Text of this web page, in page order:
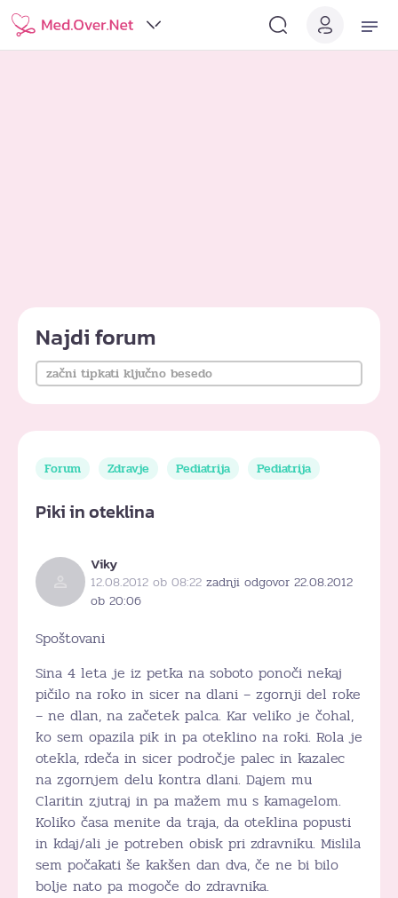
Najdi forum
Forum Zdravje Pediatrija Pediatrija
Piki in oteklina
Viky
12.08.2012 ob 08:22 zadnji odgovor 22.08.2012
ob 20:06
Spoštovani
Sina 4 leta je iz petka na soboto ponoči nekaj
pičilo na roko in sicer na dlani – zgornji del roke
– ne dlan, na začetek palca. Kar veliko je čohal,
ko sem opazila pik in pa oteklino na roki. Rola je
otekla, rdeča in sicer področje palec in kazalec
na zgornjem delu kontra dlani. Dajem mu
Claritin zjutraj in pa mažem mu s kamagelom.
Koliko časa menite da traja, da oteklina popusti
in kdaj/ali je potreben obisk pri zdravniku. Mislila
sem počakati še kakšen dan dva, če ne bi bilo
bolje nato pa mogoče do zdravnika.